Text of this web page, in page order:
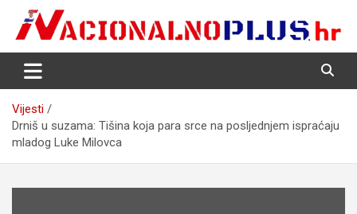
content
NacionalnoPlus.hr
Nacija želi znati više
Vijesti
Drniš u suzama: Tišina koja para srce na posljednjem ispraćaju
mladog Luke Milovca